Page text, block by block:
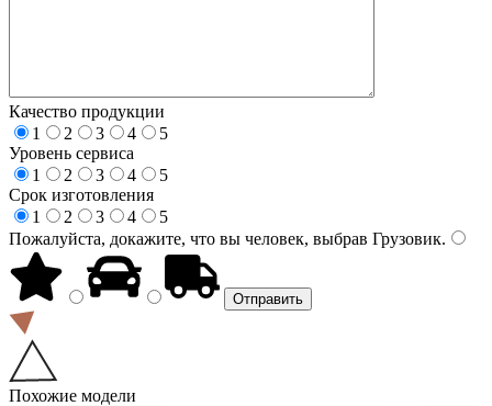
Качество продукции
1
2 3 4
5
Уровень сервиса
1
2 3 4
5
Срок изготовления
1
2 3 4
5
Пожалуйста, докажите, что вы человек, выбрав Грузовик.
Похожие модели